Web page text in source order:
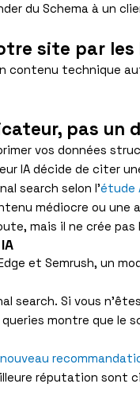
du Schema à un
site par les
contenu technique
pas un
vos données
IA décide de citer
search selon l’étude
médiocre ou une
mais il ne crée pas
et Semrush, un
Si vous
montre que
nouveau
réputation